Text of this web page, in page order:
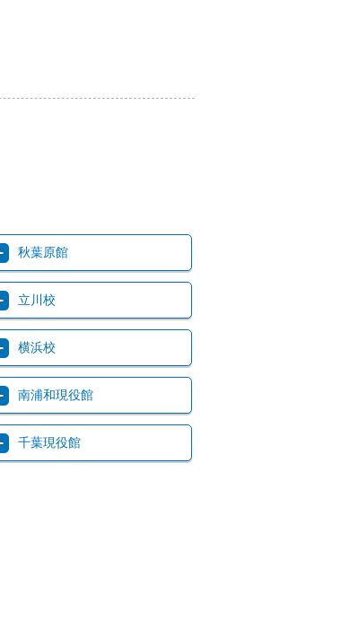
秋葉原館
立川校
横浜校
南浦和現役館
千葉現役館